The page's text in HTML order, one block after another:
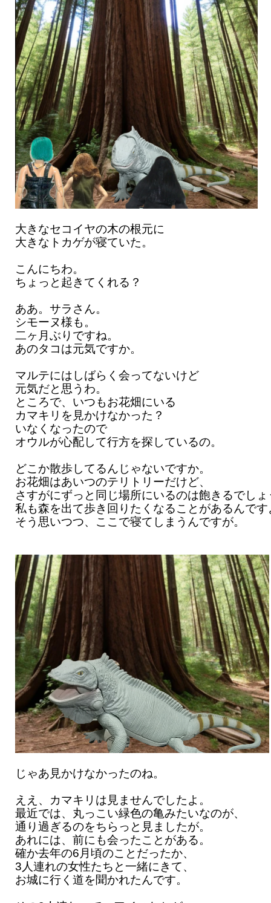
大きなセコイヤの木の根元に
大きなトカゲが寝ていた。
こんにちわ。
ちょっと起きてくれる？
ああ。サラさん。
シモーヌ様も。
二ヶ月ぶりですね。
あのタコは元気ですか。
マルテにはしばらく会ってないけど
元気だと思うわ。
ところで、いつもお花畑にいる
カマキリを見かけなかった？
いなくなったので
オウルが心配して行方を探しているの。
どこか散歩してるんじゃないですか。
お花畑はあいつのテリトリーだけど、
さすがにずっと同じ場所にいるのは飽きるでし
私も森を出て歩き回りたくなることがあるんです
そう思いつつ、ここで寝てしまうんですが。
じゃあ見かけなかったのね。
ええ、カマキリは見ませんでしたよ。
最近では、丸っこい緑色の亀みたいなのが、
通り過ぎるのをちらっと見ましたが。
あれには、前にも会ったことがある。
確か去年の6月頃のことだったか、
3人連れの女性たちと一緒にきて、
お城に行く道を聞かれたんです。